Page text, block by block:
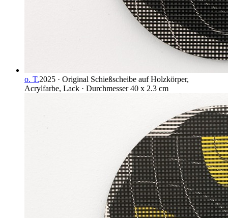
o. T.2025 · Original Schießscheibe auf Holzkörper,
Acrylfarbe, Lack · Durchmesser 40 x 2.3 cm